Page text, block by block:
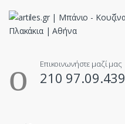
Επικοινωνήστε μαζί μας
210 97.09.439